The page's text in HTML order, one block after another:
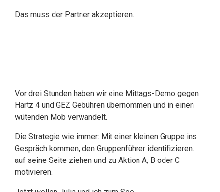
Das muss der Partner akzeptieren.
Vor drei Stunden haben wir eine Mittags-Demo gegen
Hartz 4 und GEZ Gebühren übernommen und in einen
wütenden Mob verwandelt.
Die Strategie wie immer: Mit einer kleinen Gruppe ins
Gespräch kommen, den Gruppenführer identifizieren,
auf seine Seite ziehen und zu Aktion A, B oder C
motivieren.